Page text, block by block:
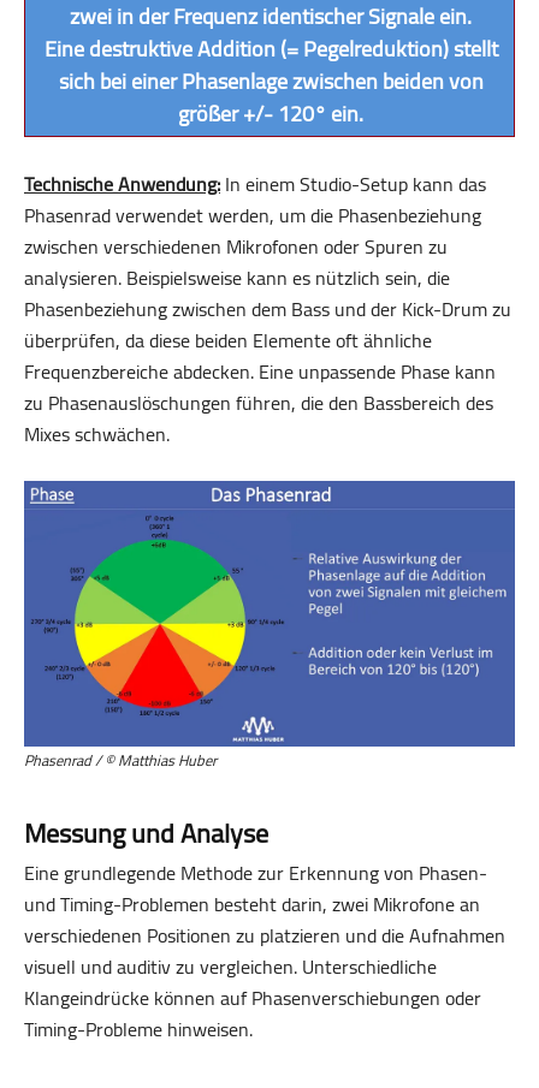
zwei in der Frequenz identischer Signale ein.
Eine destruktive Addition (= Pegelreduktion) stellt
sich bei einer Phasenlage zwischen beiden von
größer +/- 120° ein.
Technische Anwendung:In einem Studio-Setup kann das
Phasenrad verwendet werden, um die Phasenbeziehung
zwischen verschiedenen Mikrofonen oder Spuren zu
analysieren. Beispielsweise kann es nützlich sein, die
Phasenbeziehung zwischen dem Bass und der Kick-Drum zu
überprüfen, da diese beiden Elemente oft ähnliche
Frequenzbereiche abdecken. Eine unpassende Phase kann
zu Phasenauslöschungen führen, die den Bassbereich des
Mixes schwächen.
Phasenrad / © Matthias Huber
Messung und Analyse
Eine grundlegende Methode zur Erkennung von Phasen-
und Timing-Problemen besteht darin, zwei Mikrofone an
verschiedenen Positionen zu platzieren und die Aufnahmen
visuell und auditiv zu vergleichen. Unterschiedliche
Klangeindrücke können auf Phasenverschiebungen oder
Timing-Probleme hinweisen.